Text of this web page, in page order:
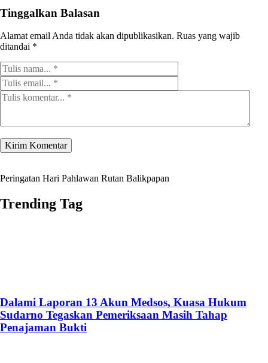
Tinggalkan Balasan
Alamat email Anda tidak akan dipublikasikan. Ruas yang wajib
ditandai *
Peringatan Hari Pahlawan Rutan Balikpapan
Trending Tag
Dalami Laporan 13 Akun Medsos, Kuasa Hukum
Sudarno Tegaskan Pemeriksaan Masih Tahap
Penajaman Bukti